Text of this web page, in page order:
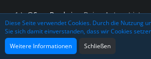
zu 1.) Sam Brodwin : Deine Antwort ist
hier hast du pauschalisiert. Denn "einfach
er nach der Änderung oben NICHT.
- Erklärung 1: Der 6. dürfte das Feuer
vorher aus dem Gespräch des sogenannten
Diese Seite verwendet Cookies. Durch die Nutzung
Sie sich damit einverstanden, dass wir Cookies
Weitere Informationen
Schließen